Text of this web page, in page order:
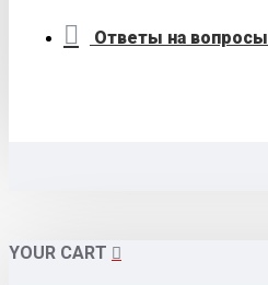
Ответы на вопросы
YOUR CART